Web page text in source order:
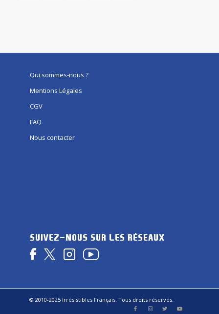
Qui sommes-nous ?
Mentions Légales
CGV
FAQ
Nous contacter
SUIVEZ-NOUS SUR LES RÉSEAUX
© 2010-2025 Irrésistibles Français. Tous droits réservés.